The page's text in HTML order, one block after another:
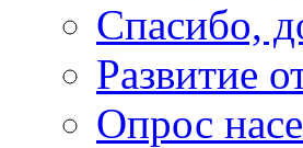
Спасибо,
Развитие
Опрос